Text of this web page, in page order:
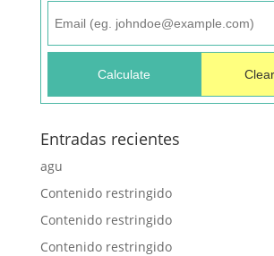
Entradas recientes
agu
Contenido restringido
Contenido restringido
Contenido restringido